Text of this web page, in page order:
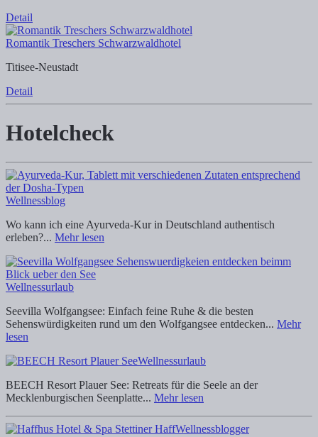
Detail
Romantik Treschers Schwarzwaldhotel
Titisee-Neustadt
Detail
Hotelcheck
Wellnessblog
Wo kann ich eine Ayurveda-Kur in Deutschland authentisch
erleben?... Mehr lesen
Wellnessurlaub
Seevilla Wolfgangsee: Einfach feine Ruhe & die besten
Sehenswürdigkeiten rund um den Wolfgangsee entdecken... Mehr
lesen
Wellnessurlaub
BEECH Resort Plauer See: Retreats für die Seele an der
Mecklenburgischen Seenplatte... Mehr lesen
Wellnessblogger